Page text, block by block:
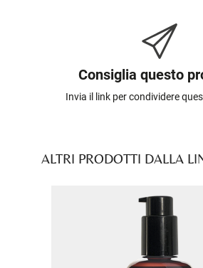
Consiglia questo
Invia il link per condividere
ALTRI PRODOTTI DALLA